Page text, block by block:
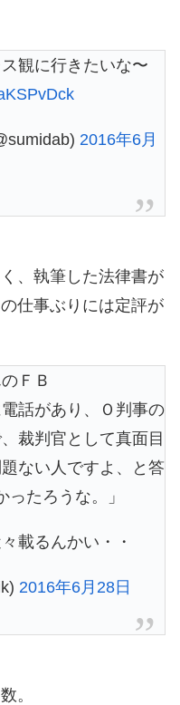
観に行きたいな〜
2016年6月
、執筆した法律書が
仕事ぶりには定評が
ＦＢ
話があり、Ｏ判事の
裁判官として真面目
ない人ですよ、と答
ったろうな。」
載るんかい・・
2016年6月28日
。